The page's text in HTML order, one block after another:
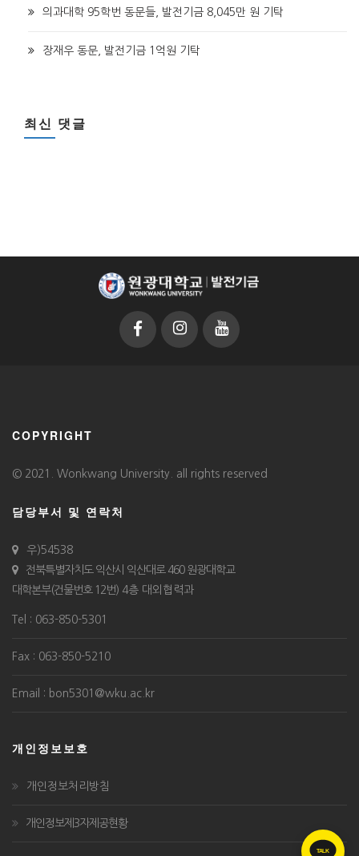
의과대학 95학번 동문들, 발전기금 8,045만 원 기탁
장재우 동문, 발전기금 1억원 기탁
최신 댓글
COPYRIGHT
© 2021. Wonkwang University. all rights reserved
담당부서 및 연락처
우)54538
전북특별자치도 익산시 익산대로 460 원광대학교
대학본부(건물번호 12번) 4층 대외협력과
Tel : 063-850-5301
Fax : 063-850-5210
Email : bon5301@wku.ac.kr
개인정보보호
개인정보처리방침
개인정보제3자제공현황
TALK